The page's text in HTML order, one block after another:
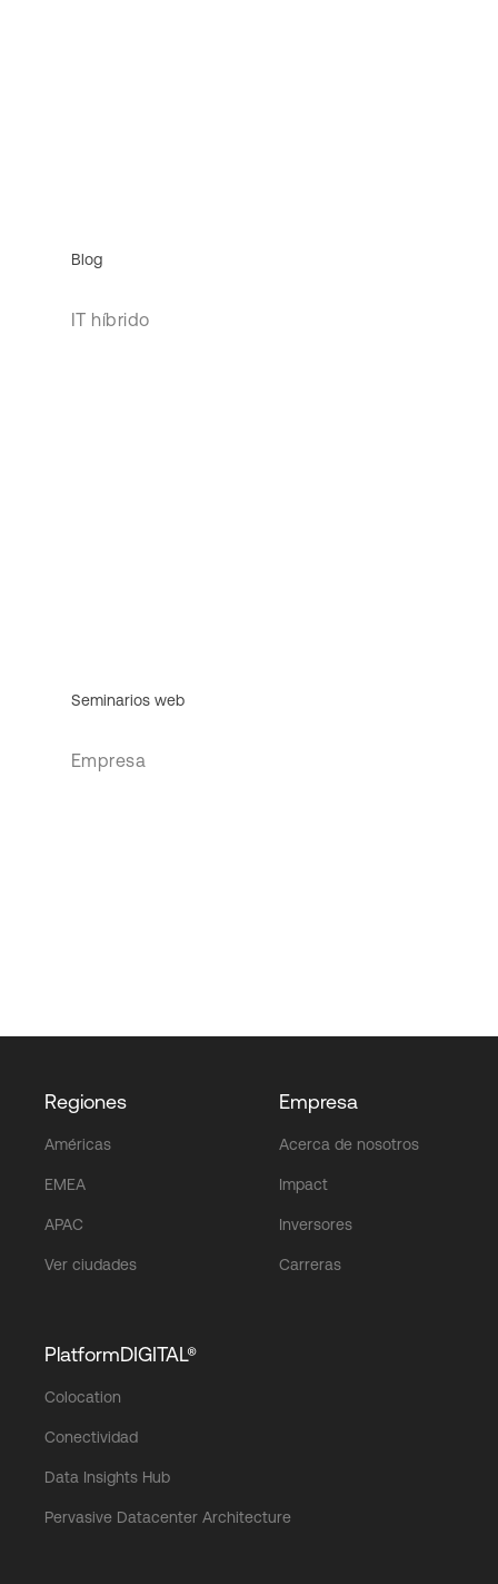
Blog
IT híbrido
Seminarios web
Empresa
Regiones
Américas
EMEA
APAC
Ver ciudades
Empresa
Acerca de nosotros
Impact
Inversores
Carreras
PlatformDIGITAL®
Colocation
Conectividad
Data Insights Hub
Pervasive Datacenter Architecture